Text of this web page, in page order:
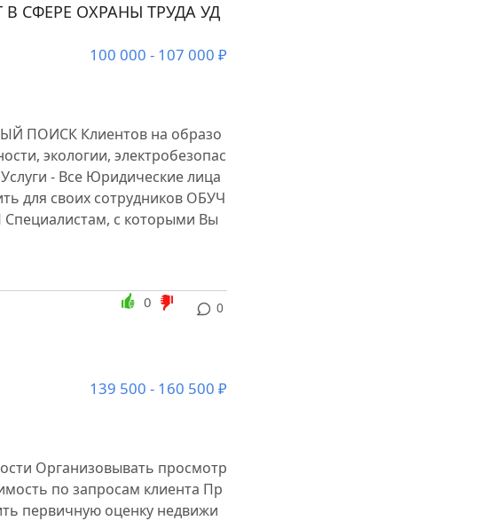
СФЕРЕ ОХРАНЫ ТРУДА УД
100 000 - 107 000 ₽
ПОИСК Клиентов на образо
экологии, электробезопас
- Все Юридические лица
для своих сотрудников ОБУЧ
с которыми Вы
0
0
139 500 - 160 500 ₽
Организовывать просмотр
по запросам клиента Пр
первичную оценку недвижи